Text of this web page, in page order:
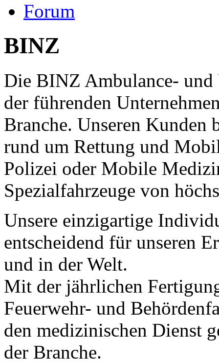
Forum
BINZ
Die BINZ Ambulance-
der führenden
Branche. Unseren Kunden
rund um Rettung und
Polizei oder Mobile
Spezialfahrzeuge von
Unsere einzigartige
entscheidend für unseren
und in der Welt.
Mit der jährlichen
Feuerwehr- und
den medizinischen Dienst
der Branche.